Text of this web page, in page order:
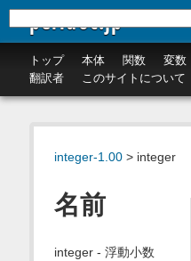
perldoc.jp
トップ 本体 関数 変数
翻訳者
このサイトについて
integer-1.00> integer
名前
integer - 浮動小数